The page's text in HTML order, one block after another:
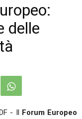
delle
- Il Forum Europeo